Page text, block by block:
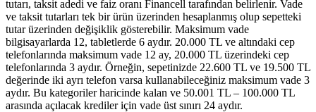
tutarı, taksit adedi ve faiz oranı Financell tarafından belirlenir. Vade
ve taksit tutarları tek bir ürün üzerinden hesaplanmış olup sepetteki
tutar üzerinden değişiklik gösterebilir. Maksimum vade
bilgisayarlarda 12, tabletlerde 6 aydır. 20.000 TL ve altındaki cep
telefonlarında maksimum vade 12 ay, 20.000 TL üzerindeki cep
telefonlarında 3 aydır. Örneğin, sepetinizde 22.600 TL ve 19.500 TL
değerinde iki ayrı telefon varsa kullanabileceğiniz maksimum vade 3
aydır. Bu kategoriler haricinde kalan ve 50.001 TL – 100.000 TL
arasında açılacak krediler için vade üst sınırı 24 aydır.